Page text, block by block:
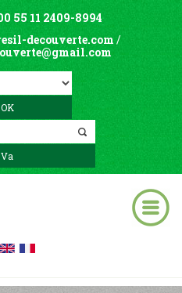
55 11 2409-8994
decouverte.com /